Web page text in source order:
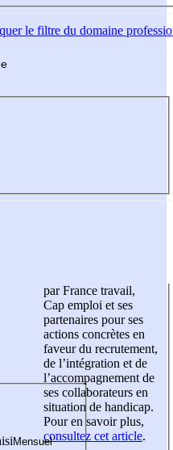
le filtre du domaine
par France travail,
Cap emploi et ses
partenaires pour ses
actions concrètes en
faveur du recrutement,
de l’intégration et de
l’accompagnement de
ses collaborateurs en
situation de handicap.
Pour en savoir plus,
consultez cet article.